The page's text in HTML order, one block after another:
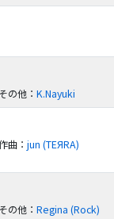
その他 ：K.Nayuki
曲 ：jun (TEЯRA)
その他 ：Regina (Rock)